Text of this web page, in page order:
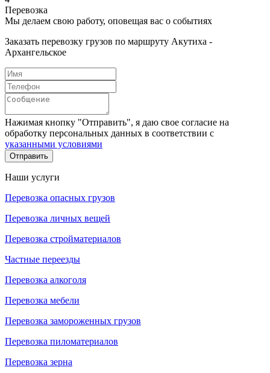
Перевозка
Мы делаем свою работу, оповещая вас о событиях
Заказать перевозку грузов по маршруту Акутиха -
Архангельское
Нажимая кнопку "Отправить", я даю свое согласие на
обработку персональных данных в соответствии с
указанными условиями
Отправить
Наши услуги
Перевозка опасных грузов
Перевозка личных вещей
Перевозка стройматериалов
Частные переезды
Перевозка алкоголя
Перевозка мебели
Перевозка замороженных грузов
Перевозка пиломатериалов
Перевозка зерна